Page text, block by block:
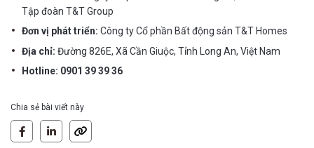
Tập đoàn T&T Group
Đơn vị phát triển: Công ty Cổ phần Bất động sản T&T Homes
Địa chỉ: Đường 826E, Xã Cần Giuộc, Tỉnh Long An, Việt Nam
Hotline: 0901 39 39 36
Chia sẻ bài viết này